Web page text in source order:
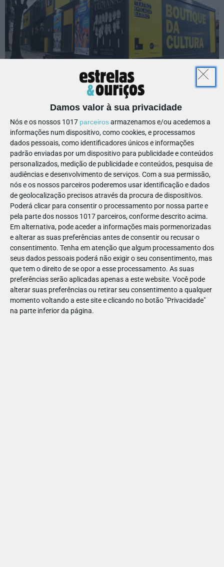
Damos valor à sua privacidade
Nós e os nossos 1017 parceirosarmazenamos e/ou acedemos a
informações num dispositivo, como cookies, e processamos
dados pessoais, como identificadores únicos e informações
padrão enviadas por um dispositivo para publicidade e conteúdos
personalizados, medição de publicidade e conteúdos, pesquisa de
audiências e desenvolvimento de serviços. Com a sua permissão,
nós e os nossos parceiros poderemos usar identificação e dados
de geolocalização precisos através da procura de dispositivos.
Poderá clicar para consentir o processamento por nossa parte e
pela parte dos nossos 1017 parceiros, conforme descrito acima.
Em alternativa, pode aceder a informações mais pormenorizadas
e alterar as suas preferências antes de consentir ou recusar o
consentimento. Tenha em atenção que algum processamento dos
seus dados pessoais poderá não exigir o seu consentimento, mas
que tem o direito de se opor a esse processamento. As suas
preferências serão aplicadas apenas a este website. Você pode
alterar suas preferências ou retirar seu consentimento a qualquer
momento voltando a este site e clicando no botão "Privacidade"
na parte inferior da página.
realizam apresentações e lançamentos de livros, além de
juntar duas salas de espetáculos: Auditório e Sala Preta, com
uma programação regular e diversificada.
Escolas não ficam de fora...
A Boutique da Cultura tem um serviço educativo vocacionado
para escolas com a oferta de visitas guiadas ao espaço e à
livraria, para conhecerem os bastidores de um espaço
cultural, espetáculos para a infância e sessões de conto,
sempre com dias e horas a combinar com as escolas.
Ao longo do ano são realizadas mais de 450 sessões, sendo